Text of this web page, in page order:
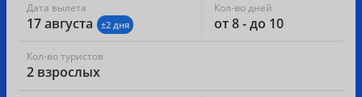
Дата вылета
17 августа ±2 дня
Кол-во дней
от 8 - до 10
Кол-во туристов
2 взрослых